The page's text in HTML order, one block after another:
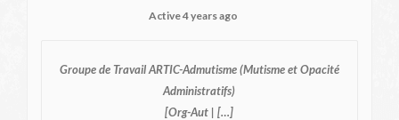
Active4 years ago
Groupe de Travail ARTIC-Admutisme(Mutisme et Opacité
Administratifs)
[Org-Aut | […]